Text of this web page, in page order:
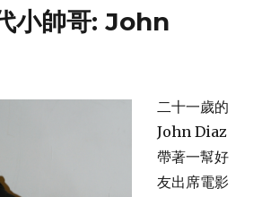
小帥哥: John
二十一歲的
John Diaz
帶著一幫好
友出席電影